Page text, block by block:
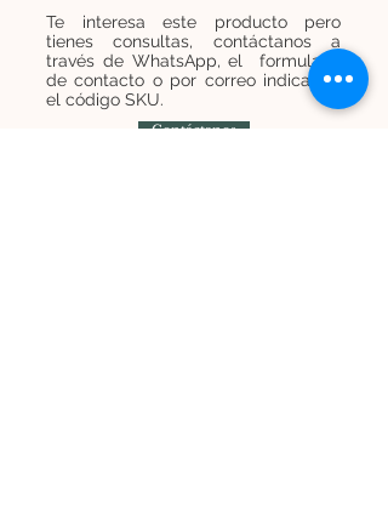
Te interesa este producto pero
tienes consultas, contáctanos a
través de WhatsApp, el formulario
de contacto o por correo indicando
el código SKU.
Contáctanos